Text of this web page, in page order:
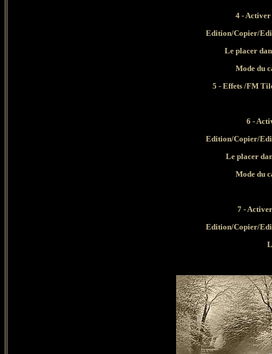
4 -
Edition/Copier/
Le placer
Mode du
5 - Effets /FM
6 -
Edition/Copier/
Le placer
Mode du
7 -
Edition/Copier/